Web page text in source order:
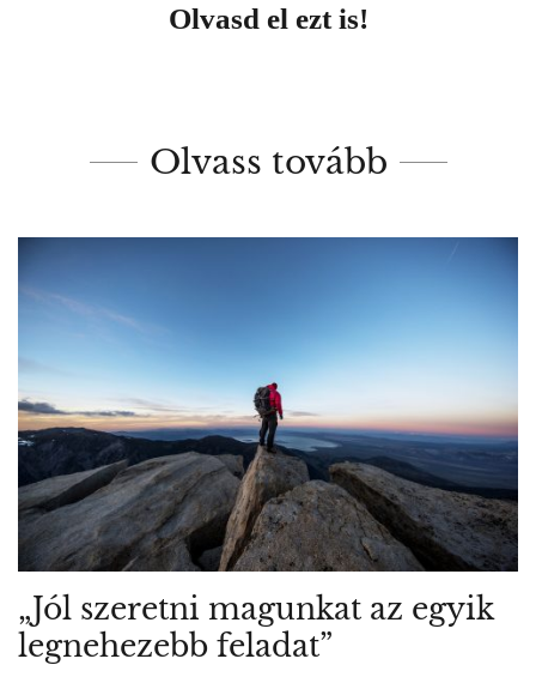
Olvasd el ezt is!
Olvass tovább
„Jól szeretni magunkat az egyik
legnehezebb feladat”